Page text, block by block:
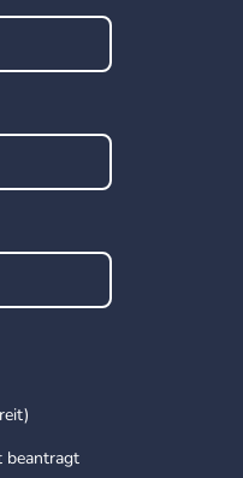
beantragt